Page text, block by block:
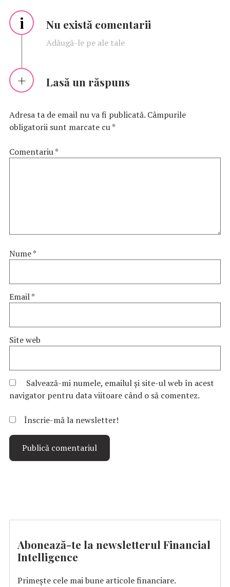
i Nu există comentarii
Adăugă-le pe ale tale
Lasă un răspuns
Adresa ta de email nu va fi publicată. Câmpurile
obligatorii sunt marcate cu*
Comentariu*
Nume*
Email*
Site web
Salvează-mi numele, emailul și site-ul web în acest
navigator pentru data viitoare când o să comentez.
Înscrie-mă la newsletter!
Abonează-te la newsletterul Financial
Intelligence
Primește cele mai bune articole financiare.